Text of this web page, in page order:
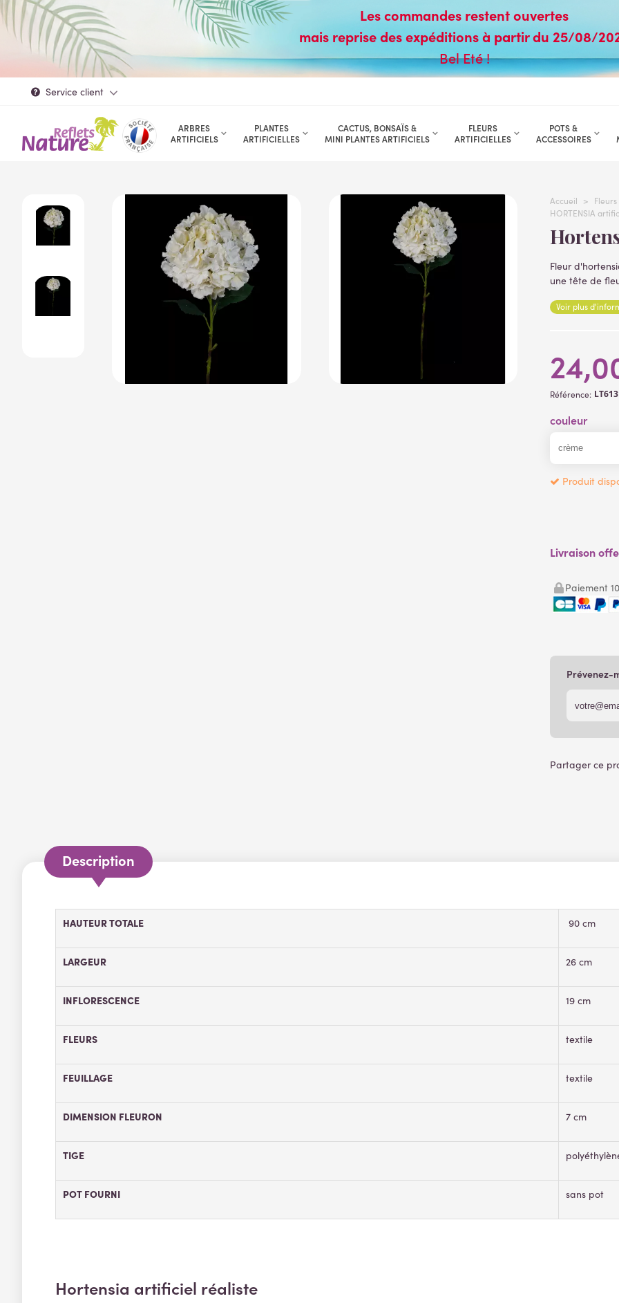
Les commandes restent ouvertes
mais reprise des expéditions à partir du 25/08/
Bel Eté !
Service client
ARBRES
ARTIFICIELS
PLANTES
ARTIFICIELLES
CACTUS, BONSAÏS &
MINI PLANTES ARTIFICIELS
FLEURS
ARTIFICIELLES
POTS &
ACCESSOIRES
Accueil >
HORTENSIA
Fleur
une tête de
Voir plus
Référence:
couleur
Produit
Livraison
Paiement
Prévenez-
Description
HAUTEUR TOTALE 90 cm
LARGEUR 26 cm
INFLORESCENCE 19 cm
FLEURS textile
FEUILLAGE textile
DIMENSION FLEURON 7 cm
TIGE
POT FOURNI sans pot
Hortensia artificiel réaliste